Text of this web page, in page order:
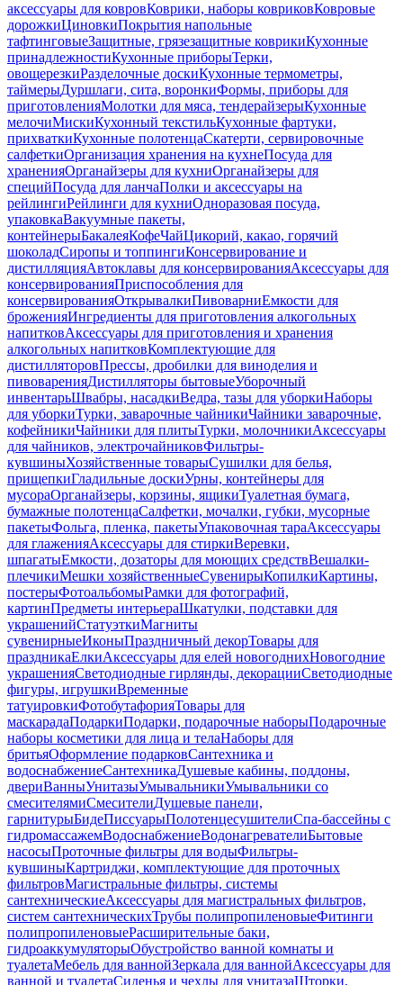
аксессуары для ковровКоврики, наборы ковриковКовровые
дорожкиЦиновкиПокрытия напольные
тафтинговыеЗащитные, грязезащитные коврикиКухонные
принадлежностиКухонные приборыТерки,
овощерезкиРазделочные доскиКухонные термометры,
таймерыДуршлаги, сита, воронкиФормы, приборы для
приготовленияМолотки для мяса, тендерайзерыКухонные
мелочиМискиКухонный текстильКухонные фартуки,
прихваткиКухонные полотенцаСкатерти, сервировочные
салфеткиОрганизация хранения на кухнеПосуда для
храненияОрганайзеры для кухниОрганайзеры для
специйПосуда для ланчаПолки и аксессуары на
рейлингиРейлинги для кухниОдноразовая посуда,
упаковкаВакуумные пакеты,
контейнерыБакалеяКофеЧайЦикорий, какао, горячий
шоколадСиропы и топпингиКонсервирование и
дистилляцияАвтоклавы для консервированияАксессуары для
консервированияПриспособления для
консервированияОткрывалкиПивоварниЕмкости для
броженияИнгредиенты для приготовления алкогольных
напитковАксессуары для приготовления и хранения
алкогольных напитковКомплектующие для
дистилляторовПрессы, дробилки для виноделия и
пивоваренияДистилляторы бытовыеУборочный
инвентарьШвабры, насадкиВедра, тазы для уборкиНаборы
для уборкиТурки, заварочные чайникиЧайники заварочные,
кофейникиЧайники для плитыТурки, молочникиАксессуары
для чайников, электрочайниковФильтры-
кувшиныХозяйственные товарыСушилки для белья,
прищепкиГладильные доскиУрны, контейнеры для
мусораОрганайзеры, корзины, ящикиТуалетная бумага,
бумажные полотенцаСалфетки, мочалки, губки, мусорные
пакетыФольга, пленка, пакетыУпаковочная тараАксессуары
для глаженияАксессуары для стиркиВеревки,
шпагатыЕмкости, дозаторы для моющих средствВешалки-
плечикиМешки хозяйственныеСувенирыКопилкиКартины,
постерыФотоальбомыРамки для фотографий,
картинПредметы интерьераШкатулки, подставки для
украшенийСтатуэткиМагниты
сувенирныеИконыПраздничный декорТовары для
праздникаЕлкиАксессуары для елей новогоднихНовогодние
украшенияСветодиодные гирлянды, декорацииСветодиодные
фигуры, игрушкиВременные
татуировкиФотобутафорияТовары для
маскарадаПодаркиПодарки, подарочные наборыПодарочные
наборы косметики для лица и телаНаборы для
бритьяОформление подарковСантехника и
водоснабжениеСантехникаДушевые кабины, поддоны,
двериВанныУнитазыУмывальникиУмывальники со
смесителямиСмесителиДушевые панели,
гарнитурыБидеПиссуарыПолотенцесушителиСпа-бассейны с
гидромассажемВодоснабжениеВодонагревателиБытовые
насосыПроточные фильтры для водыФильтры-
кувшиныКартриджи, комплектующие для проточных
фильтровМагистральные фильтры, системы
сантехническиеАксессуары для магистральных фильтров,
систем сантехническихТрубы полипропиленовыеФитинги
полипропиленовыеРасширительные баки,
гидроаккумуляторыОбустройство ванной комнаты и
туалетаМебель для ваннойЗеркала для ваннойАксессуары для
ванной и туалетаСиденья и чехлы для унитазаШторки,